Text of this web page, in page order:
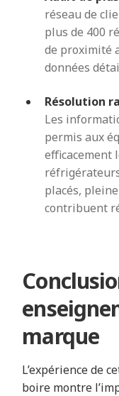
réseau de
plus de 400
de proximité
données
Résolution
Les
permis aux
efficacement
placés,
contribuent
marque
L’expérience de
boire montre